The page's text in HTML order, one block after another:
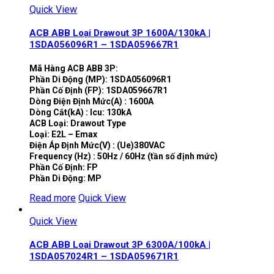
Quick View
ACB ABB Loại Drawout 3P 1600A/130kA |
1SDA056096R1 – 1SDA059667R1
Mã Hàng ACB ABB 3P:
Phần Di Động (MP): 1SDA056096R1
Phần Cố Định (FP): 1SDA059667R1
Dòng Điện Định Mức(A) : 1600A
Dòng Cắt(kA) : Icu: 130kA
ACB Loại: Drawout Type
Loại: E2L – Emax
Điện Áp Định Mức(V) : (Ue)380VAC
Frequency (Hz) : 50Hz / 60Hz (tần số định mức)
Phần Cố Định: FP
Phần Di Động: MP
Read more Quick View
Quick View
ACB ABB Loại Drawout 3P 6300A/100kA |
1SDA057024R1 – 1SDA059671R1